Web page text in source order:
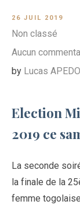
26 JUIL 2019
Non classé
Aucun
by Lucas APEDO
Election
2019 ce
La seconde
la finale de la
femme